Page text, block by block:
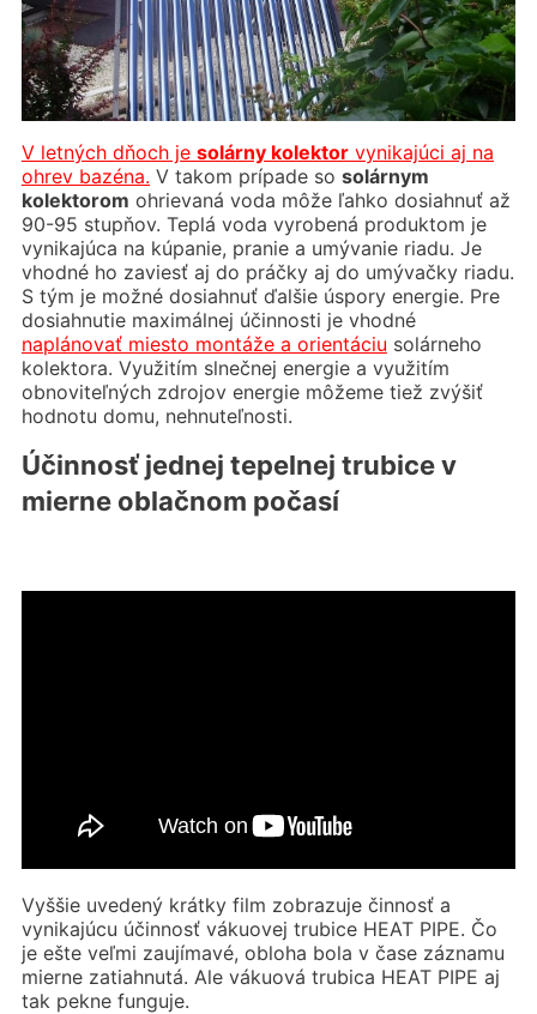
V letných dňoch je solárny kolektorvynikajúci aj na
ohrev bazéna. V takom prípade so solárnym
kolektorom ohrievaná voda môže ľahko dosiahnuť až
90-95 stupňov. Teplá voda vyrobená produktom je
vynikajúca na kúpanie, pranie a umývanie riadu. Je
vhodné ho zaviesť aj do práčky aj do umývačky riadu.
S tým je možné dosiahnuť ďalšie úspory energie. Pre
dosiahnutie maximálnej účinnosti je vhodné
naplánovať miesto montáže a orientáciu solárneho
kolektora. Využitím slnečnej energie a využitím
obnoviteľných zdrojov energie môžeme tiež zvýšiť
hodnotu domu, nehnuteľnosti.
Účinnosť jednej tepelnej trubice v
mierne oblačnom počasí
Vyššie uvedený krátky film zobrazuje činnosť a
vynikajúcu účinnosť vákuovej trubice HEAT PIPE. Čo
je ešte veľmi zaujímavé, obloha bola v čase záznamu
mierne zatiahnutá. Ale vákuová trubica HEAT PIPE aj
tak pekne funguje.